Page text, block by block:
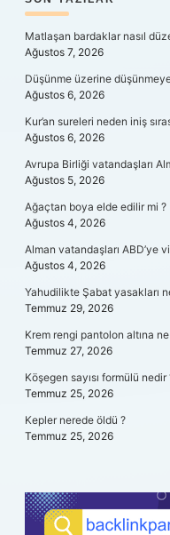
SIDEBAR
Matlaşan bardaklar nasıl
Ağustos 7, 2026
Düşünme üzerine
Ağustos 6, 2026
Kur’an sureleri neden iniş
Ağustos 6, 2026
Avrupa Birliği vatandaşları
Ağustos 5, 2026
Ağaçtan boya elde edilir mi ?
Ağustos 4, 2026
Alman vatandaşları ABD’ye
Ağustos 4, 2026
Yahudilikte Şabat yasakları
Temmuz 29, 2026
Krem rengi pantolon altına
Temmuz 27, 2026
Köşegen sayısı formülü nedir
Temmuz 25, 2026
Kepler nerede öldü ?
Temmuz 25, 2026